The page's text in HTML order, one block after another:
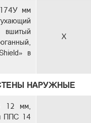
174У мм
в
X
НАРУЖНЫЕ
12 мм,
ППС 14